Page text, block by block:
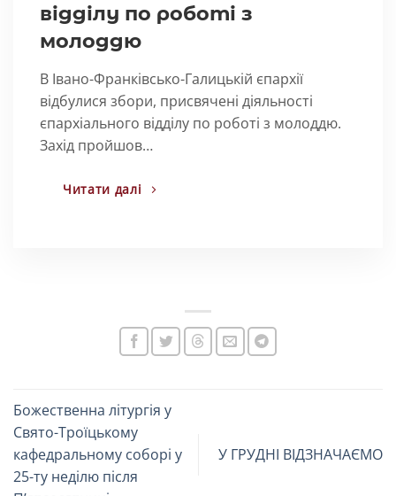
відділу по роботі з
молоддю
В Івано-Франківсько-Галицькій єпархії
відбулися збори, присвячені діяльності
єпархіального відділу по роботі з молоддю.
Захід пройшов…
Читати далі
Божественна літургія у
Свято-Троїцькому
кафедральному соборі у
25-ту неділю після
У ГРУДНІ ВІДЗНАЧАЄМО